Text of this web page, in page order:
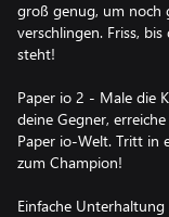
groß genug, um noch
verschlingen. Friss,
steht!
Paper io 2 - Male die
deine Gegner,
Paper io-Welt. Tritt in
zum Champion!
Einfache